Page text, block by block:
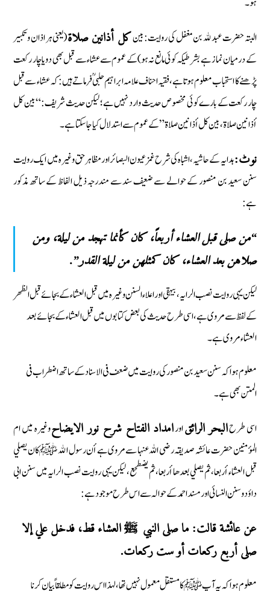
البتہ حضرت عبد ﷲ بن مغفل کی روایت: بینکل أذانین صلاۃ(یعنی ہر اذان وتکبیر
کے درمیان نماز ہے بشرطیکہ کوئی مانع نہ ہو) کے عموم سے عشاء سے قبل بھی دو یا چار رکعت
پڑھنے کا استحباب معلوم ہوتا ہے، فقیہ احناف علامہ ابراہیم حلبیؒ فرماتے ہیں: کہ عشاء سے قبل
چار رکعت کے بارے کوئی مخصوص حدیث وارد نہیں ہے؛ لیکن حدیث شریف: “بین کل
أذانین صلاۃ، بین کل أذانین صلاۃ” کے عموم سے استدلال کیا جاسکتا ہے۔
نوٹ:ہدایہ کے حاشیہ، اشباہ کی شرح غمز عیون البصائر اور مظاہر حق وغیرہ میں ایک روایت
سنن سعید بن منصور کے حوالے سے ضعیف سند سے مندرجہ ذیل الفاظ کے ساتھ مذکور
ہے:
“من صلى قبل العشاء أربعاً، كان كأنما تهجد من ليلة، ومن
صلاهن بعد العشاء، كان كمثلهن من ليلة القدر”.
لیکن یہی روایت نصب الرایہ، بیہقی اور اعلاء السنن وغیرہ میں قبل العشاء کے بجائے قبل الظھر
کے لفظ سے مروی ہے، اسی طرح حدیث کی بعض کتابوں میں قبل العشاء کے بجائے بعد
العشاء مروی ہے۔
معلوم ہوا کہ سنن سعید بن منصور کی روایت میں ضعف فی الاسناد کے ساتھ اضطراب فی
المتن بھی ہے۔
اسی طرحالبحر الرائقاورامداد الفتاح شرح نور الایضاحوغیرہ میں ام
المؤمنین حضرت عائشہ صدیقہ رضی اللہ عنہا سے مروی ہے أن رسول الله ﷺ كان يصلي
قبل العشاء أربعا، ثم يصلي بعدها أربعا، ثم يضطجع، لیکن یہی روایت نصب الرایہ میں سنن ابی
داؤد وسنن النسائی اور مسند احمد کے حوالہ سے اس طرح موجود ہے:
عن عائشة قالت: ما صلى النبي ﷺ العشاء قط، فدخل علي إلا
صلى أربع ركعات أو ست ركعات.
معلوم ہوا کہ یہ آپ ﷺ کا مستقل معمول نہیں تھا، لہذا اس روایت کو مطلقاً بیان کرنا